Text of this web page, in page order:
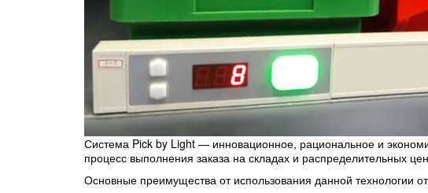
Система Pick by Light — инновационное, рациональное и
процесс выполнения заказа на складах и распределительных
Основные преимущества от использования данной технологии